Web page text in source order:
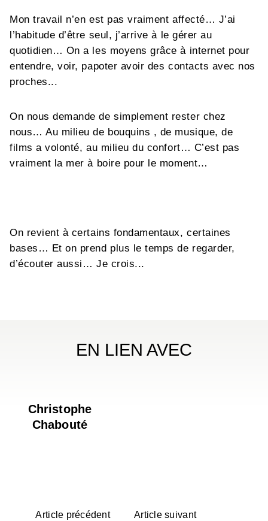
Mon travail n’en est pas vraiment affecté… J’ai
l’habitude d’être seul, j’arrive à le gérer au
quotidien… On a les moyens grâce à internet pour
entendre, voir, papoter avoir des contacts avec nos
proches...
On nous demande de simplement rester chez
nous… Au milieu de bouquins , de musique, de
films a volonté, au milieu du confort… C’est pas
vraiment la mer à boire pour le moment…
On revient à certains fondamentaux, certaines
bases… Et on prend plus le temps de regarder,
d’écouter aussi… Je crois...
EN LIEN AVEC
Christophe
Chabouté
Article précédent
Article suivant